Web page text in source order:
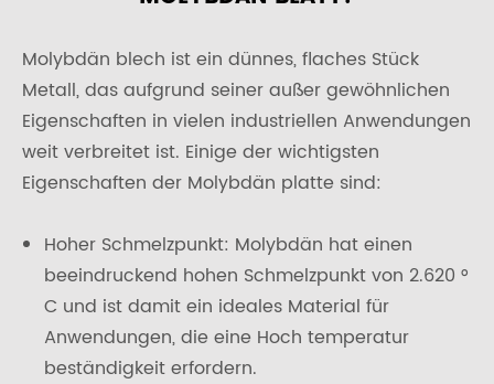
Molybdän blech ist ein dünnes, flaches Stück
Metall, das aufgrund seiner außer gewöhnlichen
Eigenschaften in vielen industriellen Anwendungen
weit verbreitet ist. Einige der wichtigsten
Eigenschaften der Molybdän platte sind:
Hoher Schmelzpunkt: Molybdän hat einen
beeindruckend hohen Schmelzpunkt von 2.620 °
C und ist damit ein ideales Material für
Anwendungen, die eine Hoch temperatur
beständigkeit erfordern.